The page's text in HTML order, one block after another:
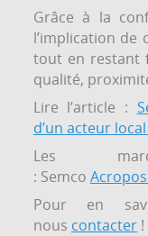
Grâce à la
l’implication de
tout en restant
qualité,
Lire l’article :
d’un acteur
Les
: Semco
Pour en
nous contacter!